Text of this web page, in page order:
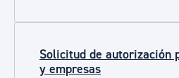
Solicitud de autorización
y empresas